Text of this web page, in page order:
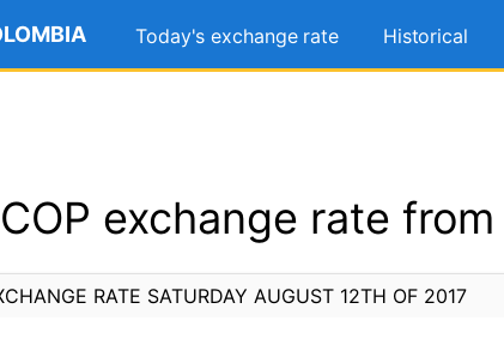
Today's exchange rate Historical
COP exchange rate
RATE SATURDAY AUGUST 12TH OF 2017